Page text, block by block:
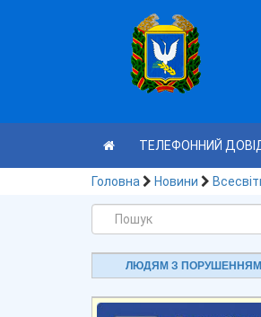
ТЕЛЕФОННИЙ
Головна Новини
ЛЮДЯМ З ПОРУШЕННЯМ